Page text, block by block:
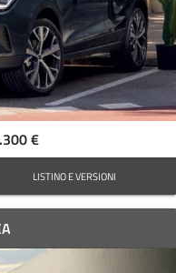
€
LISTINO E VERSIONI